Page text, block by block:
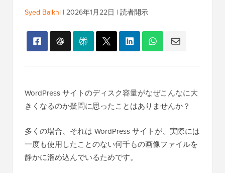
Syed Balkhi | 2026年1月22日 | 読者開示
WordPress サイトのディスク容量がなぜこんなに大
きくなるのか疑問に思ったことはありませんか？
多くの場合、それは WordPress サイトが、実際には
一度も使用したことのない何千もの画像ファイルを
静かに溜め込んでいるためです。